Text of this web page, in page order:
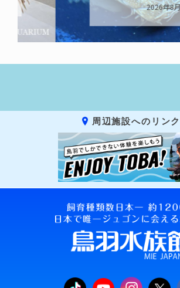
2026年8月7日
周辺施設へのリンク